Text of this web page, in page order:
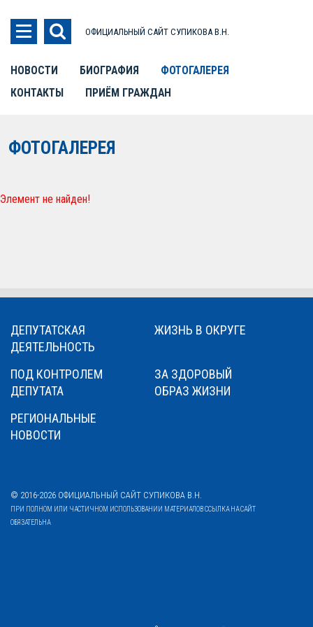
ОФИЦИАЛЬНЫЙ САЙТ СУПИКОВА В.Н.
НОВОСТИ БИОГРАФИЯ
ФОТОГАЛЕРЕЯ
КОНТАКТЫ
ПРИЁМ ГРАЖДАН
ФОТОГАЛЕРЕЯ
Элемент не найден!
ДЕПУТАТСКАЯ
ДЕЯТЕЛЬНОСТЬ
ЖИЗНЬ В ОКРУГЕ
ПОД КОНТРОЛЕМ
ДЕПУТАТА
ЗА ЗДОРОВЫЙ
ОБРАЗ ЖИЗНИ
РЕГИОНАЛЬНЫЕ
НОВОСТИ
© 2016-2026 ОФИЦИАЛЬНЫЙ САЙТ СУПИКОВА В.Н.
ПРИ ПОЛНОМ ИЛИ ЧАСТИЧНОМ ИСПОЛЬЗОВАНИИ МАТЕРИАЛОВ ССЫЛКА НА САЙТ
ОБЯЗАТЕЛЬНА